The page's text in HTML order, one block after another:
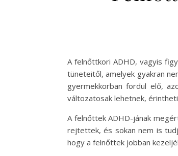
A felnőttkori ADHD, vagyis
tüneteitől, amelyek gyakran
gyermekkorban fordul elő,
változatosak lehetnek,
A felnőttek ADHD-jának
rejtettek, és sokan nem is
hogy a felnőttek jobban